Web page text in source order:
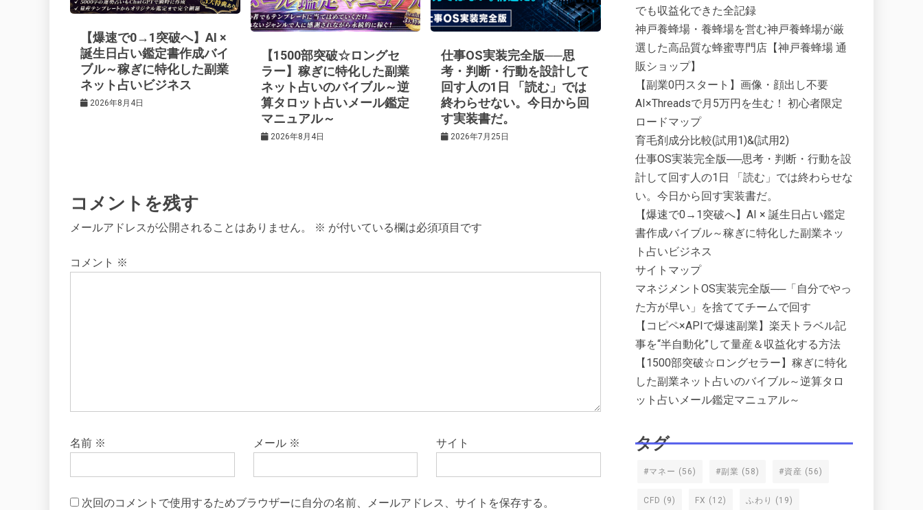
ー
シ
ョ
【爆速で0→1突破へ】AI ×
誕生日占い鑑定書作成バイ
ブル～稼ぎに特化した副業
ネット占いビジネス
2026年8月4日
【1500部突破☆ロングセ
ラー】稼ぎに特化した副業
ネット占いのバイブル～逆
算タロット占いメール鑑定
マニュアル～
2026年8月4日
仕事OS実装完全版──思
考・判断・行動を設計して
回す人の1日 「読む」では
終わらせない。今日から回
す実装書だ。
2026年7月25日
コメントを残す
メールアドレスが公開されることはありません。 ※ が付いている欄は必須項目です
コメント ※
名前 ※ メール ※ サイト
次回のコメントで使用するためブラウザーに自分の名前、メールアドレス、サイトを保存する。
でも収益化できた全記録
神戸養蜂場・養蜂場を営む神戸養蜂場が厳
選した高品質な蜂蜜専門店【神戸養蜂場 通
販ショップ】
【副業0円スタート】画像・顔出し不要
AI×Threadsで月5万円を生む！ 初心者限定
ロードマップ
育毛剤成分比較(試用1)&(試用2)
仕事OS実装完全版──思考・判断・行動を設
計して回す人の1日 「読む」では終わらせな
い。今日から回す実装書だ。
【爆速で0→1突破へ】AI × 誕生日占い鑑定
書作成バイブル～稼ぎに特化した副業ネッ
ト占いビジネス
サイトマップ
マネジメントOS実装完全版──「自分でやっ
た方が早い」を捨ててチームで回す
【コピペ×APIで爆速副業】楽天トラベル記
事を“半自動化”して量産＆収益化する方法
【1500部突破☆ロングセラー】稼ぎに特化
した副業ネット占いのバイブル～逆算タロ
ット占いメール鑑定マニュアル～
タグ
#マネー (56) #副業 (58) #資産 (56)
CFD (9) FX (12) ふわり (19)